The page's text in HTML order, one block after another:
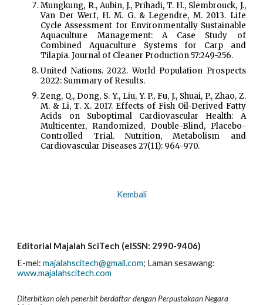
Mungkung, R., Aubin, J., Prihadi, T. H., Slembrouck, J.,
Van Der Werf, H. M. G. & Legendre, M. 2013. Life
Cycle Assessment for Environmentally Sustainable
Aquaculture Management: A Case Study of
Combined Aquaculture Systems for Carp and
Tilapia. Journal of Cleaner Production 57:249-256.
United Nations. 2022. World Population Prospects
2022: Summary of Results.
Zeng, Q., Dong, S. Y., Liu, Y. P., Fu, J., Shuai, P., Zhao, Z.
M. & Li, T. X. 2017. Effects of Fish Oil-Derived Fatty
Acids on Suboptimal Cardiovascular Health: A
Multicenter, Randomized, Double-Blind, Placebo-
Controlled Trial. Nutrition, Metabolism and
Cardiovascular Diseases 27(11): 964-970.
Kembali
Editorial Majalah SciTech (eISSN: 2990-9406)
E-mel:majalahscitech@gmail.com; Laman sesawang:
www.majalahscitech.com
Diterbitkan oleh penerbit berdaftar dengan Perpustakaan Negara